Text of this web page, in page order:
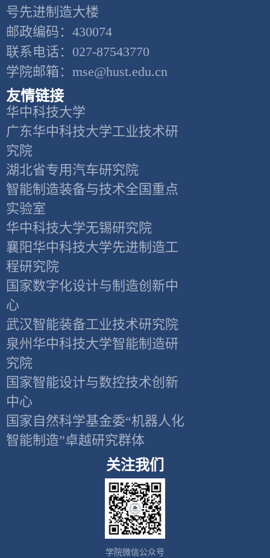
号先进制造大楼
邮政编码：430074
联系电话：027-87543770
学院邮箱：mse@hust.edu.cn
友情链接
华中科技大学
广东华中科技大学工业技术研
究院
湖北省专用汽车研究院
智能制造装备与技术全国重点
实验室
华中科技大学无锡研究院
襄阳华中科技大学先进制造工
程研究院
国家数字化设计与制造创新中
心
武汉智能装备工业技术研究院
泉州华中科技大学智能制造研
究院
国家智能设计与数控技术创新
中心
国家自然科学基金委“机器人化
智能制造”卓越研究群体
关注我们
学院微信公众号